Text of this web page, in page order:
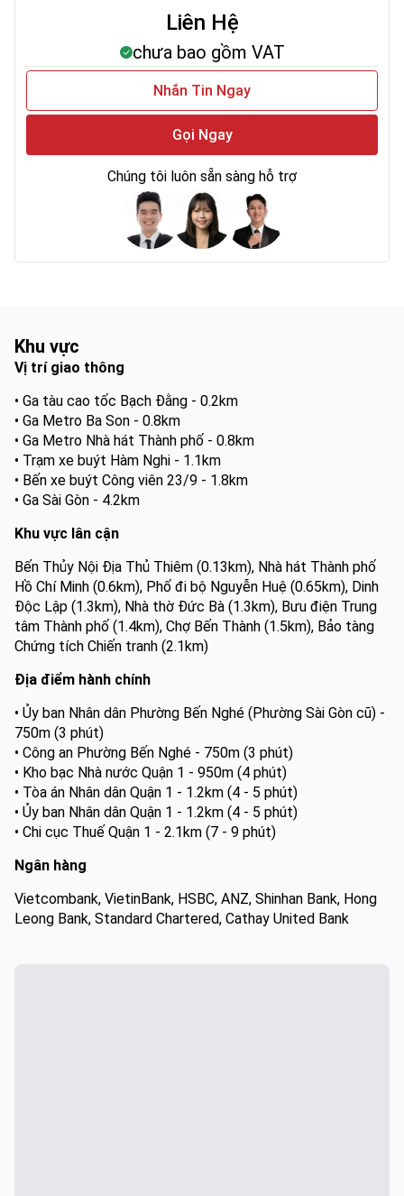
Liên Hệ
chưa bao gồm VAT
Nhắn Tin Ngay
Gọi Ngay
Chúng tôi luôn sẵn sàng hỗ trợ
Khu vực
Vị trí giao thông
• Ga tàu cao tốc Bạch Đằng - 0.2km
• Ga Metro Ba Son - 0.8km
• Ga Metro Nhà hát Thành phố - 0.8km
• Trạm xe buýt Hàm Nghi - 1.1km
• Bến xe buýt Công viên 23/9 - 1.8km
• Ga Sài Gòn - 4.2km
Khu vực lân cận
Bến Thủy Nội Địa Thủ Thiêm (0.13km), Nhà hát Thành phố
Hồ Chí Minh (0.6km), Phố đi bộ Nguyễn Huệ (0.65km), Dinh
Độc Lập (1.3km), Nhà thờ Đức Bà (1.3km), Bưu điện Trung
tâm Thành phố (1.4km), Chợ Bến Thành (1.5km), Bảo tàng
Chứng tích Chiến tranh (2.1km)
Địa điểm hành chính
• Ủy ban Nhân dân Phường Bến Nghé (Phường Sài Gòn cũ) -
750m (3 phút)
• Công an Phường Bến Nghé - 750m (3 phút)
• Kho bạc Nhà nước Quận 1 - 950m (4 phút)
• Tòa án Nhân dân Quận 1 - 1.2km (4 - 5 phút)
• Ủy ban Nhân dân Quận 1 - 1.2km (4 - 5 phút)
• Chi cục Thuế Quận 1 - 2.1km (7 - 9 phút)
Ngân hàng
Vietcombank, VietinBank, HSBC, ANZ, Shinhan Bank, Hong
Leong Bank, Standard Chartered, Cathay United Bank